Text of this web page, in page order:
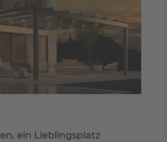
ein Lieblingsplatz